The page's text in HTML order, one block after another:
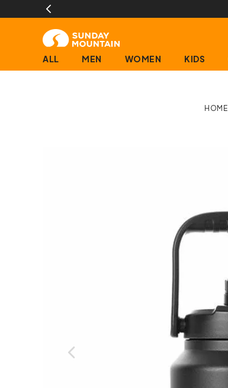
ALL MEN WOMEN KIDS
HOME